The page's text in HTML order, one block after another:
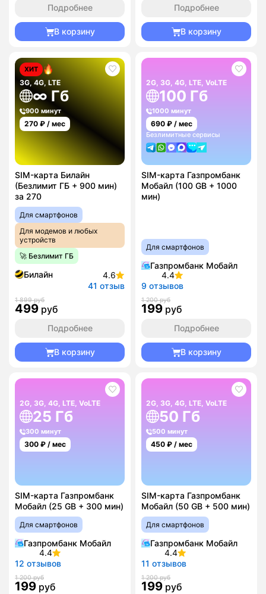
Подробнее
В корзину
Подробнее
В корзину
ХИТ
3G, 4G, LTE
∞ Гб
900 минут
270 ₽ / мес
SIM-карта Билайн
(Безлимит ГБ + 900 мин)
за 270
Для смартфонов
Для модемов и любых
устройств
🚀 Безлимит ГБ
Билайн
4.6
41 отзыв
1 899 руб
499 руб
Подробнее
В корзину
2G, 3G, 4G, LTE, VoLTE
100 Гб
1000 минут
690 ₽ / мес
Безлимитные сервисы
SIM-карта Газпромбанк
Мобайл (100 GB + 1000
мин)
Для смартфонов
Газпромбанк Мобайл
4.4
9 отзывов
1 200 руб
199 руб
Подробнее
В корзину
2G, 3G, 4G, LTE, VoLTE
25 Гб
300 минут
300 ₽ / мес
SIM-карта Газпромбанк
Мобайл (25 GB + 300 мин)
Для смартфонов
Газпромбанк Мобайл
4.4
12 отзывов
1 200 руб
199 руб
2G, 3G, 4G, LTE, VoLTE
50 Гб
500 минут
450 ₽ / мес
SIM-карта Газпромбанк
Мобайл (50 GB + 500 мин)
Для смартфонов
Газпромбанк Мобайл
4.4
11 отзывов
1 200 руб
199 руб